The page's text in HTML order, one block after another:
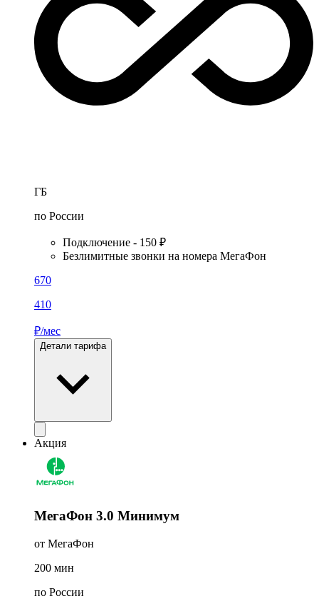
ГБ
по России
Подключение - 150 ₽
Безлимитные звонки на номера МегаФон
670
410
₽/мес
Детали тарифа
Акция
МегаФон 3.0 Минимум
от МегаФон
200 мин
по России